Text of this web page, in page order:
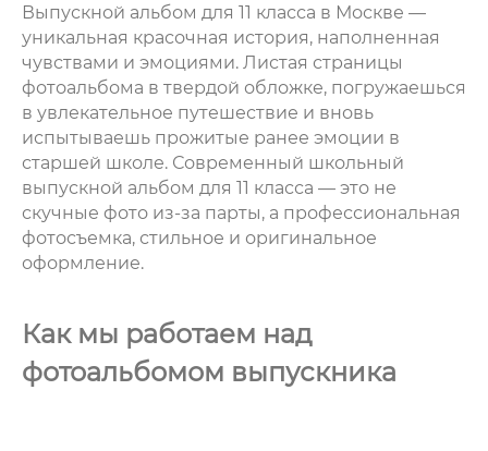
Выпускной альбом для 11 класса в Москве —
уникальная красочная история, наполненная
чувствами и эмоциями. Листая страницы
фотоальбома в твердой обложке, погружаешься
в увлекательное путешествие и вновь
испытываешь прожитые ранее эмоции в
старшей школе. Современный школьный
выпускной альбом для 11 класса — это не
скучные фото из-за парты, а профессиональная
фотосъемка, стильное и оригинальное
оформление.
Как мы работаем над
фотоальбомом выпускника